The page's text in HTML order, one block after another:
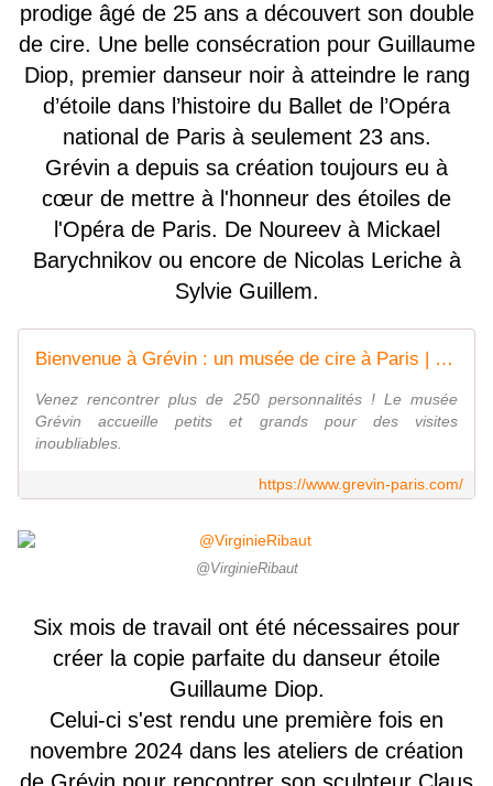
prodige âgé de 25 ans a découvert son double
de cire. Une belle consécration pour Guillaume
Diop, premier danseur noir à atteindre le rang
d’étoile dans l’histoire du Ballet de l’Opéra
national de Paris à seulement 23 ans.
Grévin a depuis sa création toujours eu à
cœur de mettre à l'honneur des étoiles de
l'Opéra de Paris. De Noureev à Mickael
Barychnikov ou encore de Nicolas Leriche à
Sylvie Guillem.
Bienvenue à Grévin : un musée de cire à Paris | Musée Grévin
Venez rencontrer plus de 250 personnalités ! Le musée
Grévin accueille petits et grands pour des visites
inoubliables.
https://www.grevin-paris.com/
@VirginieRibaut
Six mois de travail ont été nécessaires pour
créer la copie parfaite du danseur étoile
Guillaume Diop.
Celui-ci s'est rendu une première fois en
novembre 2024 dans les ateliers de création